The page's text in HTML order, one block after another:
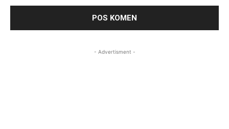
- Advertisment -